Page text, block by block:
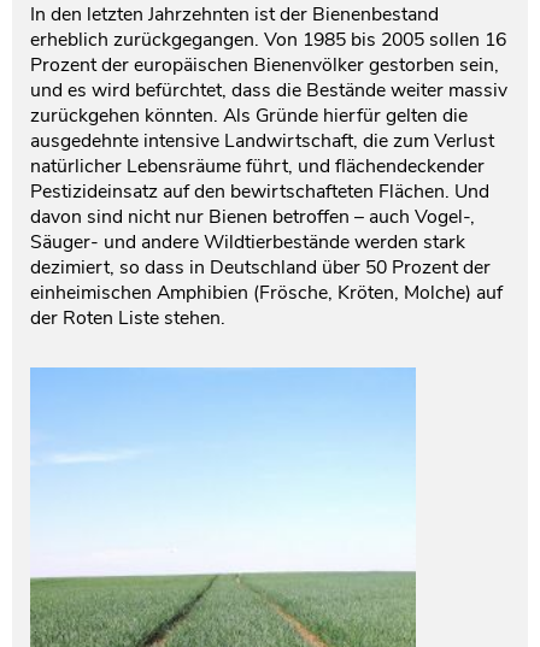
In den letzten Jahrzehnten ist der Bienenbestand
erheblich zurückgegangen. Von 1985 bis 2005 sollen 16
Prozent der europäischen Bienenvölker gestorben sein,
und es wird befürchtet, dass die Bestände weiter massiv
zurückgehen könnten. Als Gründe hierfür gelten die
ausgedehnte intensive Landwirtschaft, die zum Verlust
natürlicher Lebensräume führt, und flächendeckender
Pestizideinsatz auf den bewirtschafteten Flächen. Und
davon sind nicht nur Bienen betroffen – auch Vogel-,
Säuger- und andere Wildtierbestände werden stark
dezimiert, so dass in Deutschland über 50 Prozent der
einheimischen Amphibien (Frösche, Kröten, Molche) auf
der Roten Liste stehen.